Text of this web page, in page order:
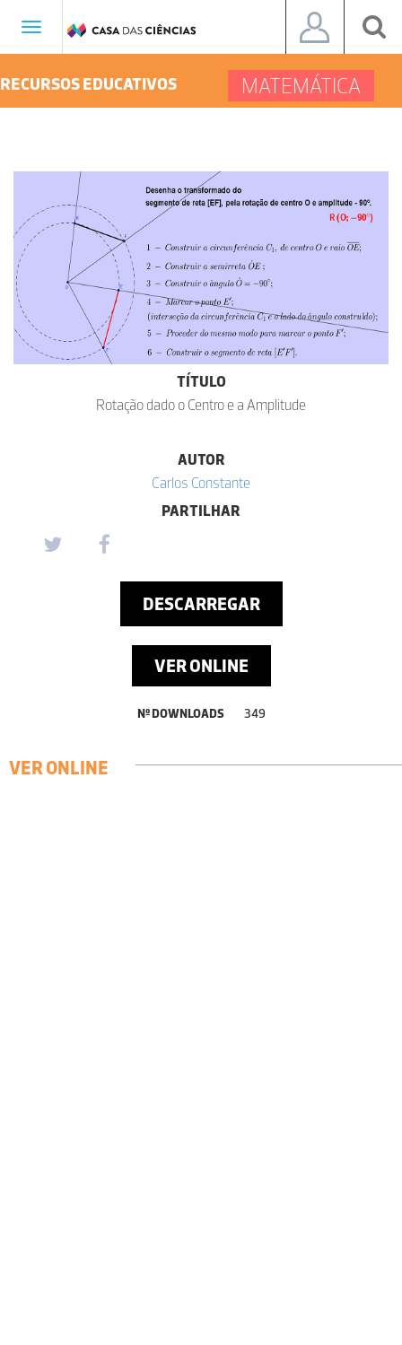
Toggle
RECURSOS EDUCATIVOS MATEMÁTICA
TÍTULO
Rotação dado o Centro e a Amplitude
AUTOR
Carlos Constante
PARTILHAR
DESCARREGAR
VER ONLINE
Nº DOWNLOADS 349
VER ONLINE